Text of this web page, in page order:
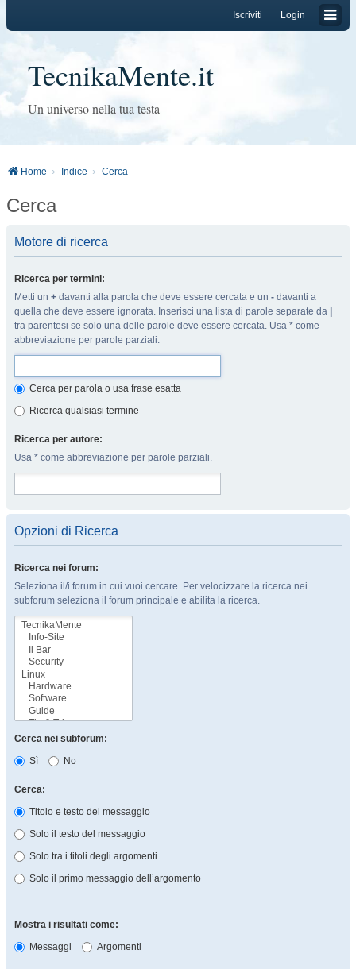
Login
Iscriviti
TecnikaMente.it
Un universo nella tua testa
Home Indice Cerca
Cerca
Motore di ricerca
Ricerca per termini:
Metti un + davanti alla parola che deve essere cercata e un - davanti a
quella che deve essere ignorata. Inserisci una lista di parole separate da
tra parentesi se solo una delle parole deve essere cercata. Usa * come
abbreviazione per parole parziali.
Cerca per parola o usa frase esatta
Ricerca qualsiasi termine
Ricerca per autore:
Usa * come abbreviazione per parole parziali.
Opzioni di Ricerca
Ricerca nei forum:
Seleziona il/i forum in cui vuoi cercare. Per velocizzare la ricerca nei
subforum seleziona il forum principale e abilita la ricerca.
Cerca nei subforum:
Sì
No
Cerca:
Titolo e testo del messaggio
Solo il testo del messaggio
Solo tra i titoli degli argomenti
Solo il primo messaggio dell’argomento
Mostra i risultati come:
Messaggi
Argomenti